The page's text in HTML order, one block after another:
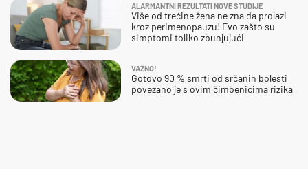
ALARMANTNI REZULTATI NOVE STUDIJE
Više od trećine žena ne zna da prolazi
kroz perimenopauzu! Evo zašto su
simptomi toliko zbunjujući
VAŽNO!
Gotovo 90 % smrti od srčanih bolesti
povezano je s ovim čimbenicima rizika